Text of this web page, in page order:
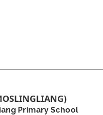
Primary School